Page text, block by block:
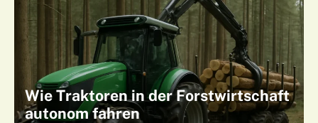
Wie Traktoren in der Forstwirtschaft
autonom fahren